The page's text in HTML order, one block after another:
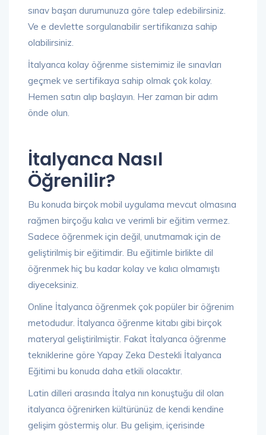
sınav başarı durumunuza göre talep edebilirsiniz.
Ve e devlette sorgulanabilir sertifikanıza sahip
olabilirsiniz.
İtalyanca kolay öğrenme sistemimiz ile sınavları
geçmek ve sertifikaya sahip olmak çok kolay.
Hemen satın alıp başlayın. Her zaman bir adım
önde olun.
İtalyanca Nasıl
Öğrenilir?
Bu konuda birçok mobil uygulama mevcut olmasına
rağmen birçoğu kalıcı ve verimli bir eğitim vermez.
Sadece öğrenmek için değil, unutmamak için de
geliştirilmiş bir eğitimdir. Bu eğitimle birlikte dil
öğrenmek hiç bu kadar kolay ve kalıcı olmamıştı
diyeceksiniz.
Online İtalyanca öğrenmek çok popüler bir öğrenim
metodudur. İtalyanca öğrenme kitabı gibi birçok
materyal geliştirilmiştir. Fakat İtalyanca öğrenme
tekniklerine göre Yapay Zeka Destekli İtalyanca
Eğitimi bu konuda daha etkili olacaktır.
Latin dilleri arasında İtalya nın konuştuğu dil olan
italyanca öğrenirken kültürünüz de kendi kendine
gelişim göstermiş olur. Bu gelişim, içerisinde